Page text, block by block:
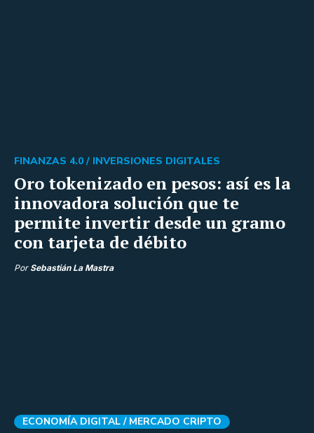
Oro tokenizado en pesos: así es la
innovadora solución que te
permite invertir desde un gramo
con tarjeta de débito
FINANZAS 4.0 / INVERSIONES DIGITALES
Por Sebastián La Mastra
ECONOMÍA DIGITAL / MERCADO CRIPTO